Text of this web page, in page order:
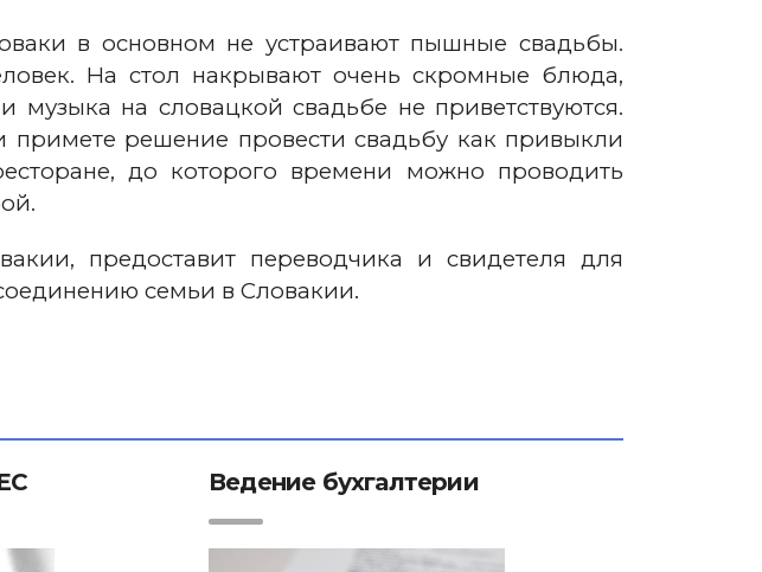
в основном не устраивают пышные свадьбы.
На стол накрывают очень скромные блюда,
на словацкой свадьбе не приветствуются.
примете решение провести свадьбу как привыкли
до которого времени можно проводить
предоставит переводчика и свидетеля для
семьи в Словакии.
Ведение бухгалтерии